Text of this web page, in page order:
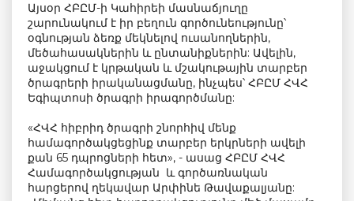
Այսօր ՀԲԸՄ-ի Կահիրեի մասնաճյուղը
շարունակում է իր բեղուն գործունեությունը՝
օգնության ձեռք մեկնելով ուսանողներին,
մեծահասակներին և ընտանիքներին: Ավելին,
աջակցում է կրթական և մշակութային տարբեր
ծրագրերի իրականացմանը, ինչպես՝ ՀԲԸՄ ՀՎՀ
Եգիպտոսի ծրագրի իրագործմանը:
«ՀՎՀ հիբրիդ ծրագրի շնորհիվ մենք
համագործակցեցինք տարբեր երկրների ավելի
քան 65 դպրոցների հետ», - ասաց ՀԲԸՄ ՀՎՀ
Համագործակցության և գործառնական
հարցերով ղեկավար Արփինե Թավաքալյանը: